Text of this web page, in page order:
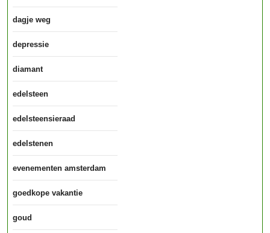
dagje weg
depressie
diamant
edelsteen
edelsteensieraad
edelstenen
evenementen amsterdam
goedkope vakantie
goud